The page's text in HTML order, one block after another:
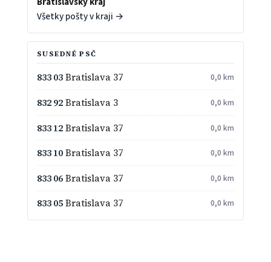
Všetky pošty v kraji →
SUSEDNÉ PSČ
833 03Bratislava 37 0,0 km
832 92Bratislava 3 0,0 km
833 12Bratislava 37 0,0 km
833 10Bratislava 37 0,0 km
833 06Bratislava 37 0,0 km
833 05Bratislava 37 0,0 km